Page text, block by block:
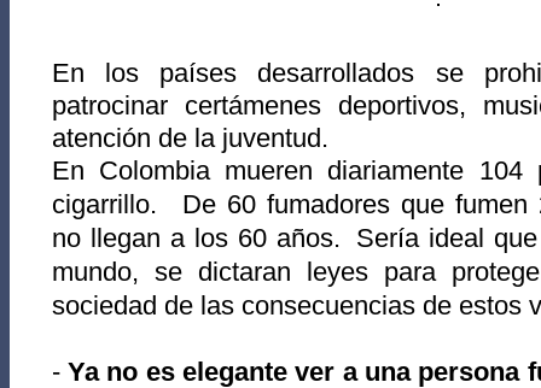
En los países desarrollados se
patrocinar certámenes deportivos,
atención de la juventud.
En Colombia mueren diariamente
cigarrillo. De 60 fumadores que fumen
no llegan a los 60 años. Sería ideal
mundo, se dictaran leyes para
sociedad de las consecuencias de estos
- Ya no es elegante ver a una persona